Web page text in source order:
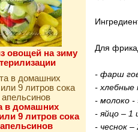
овощей на зиму
в домашних
9 литров сока
Для
- фарш
- хлебные
- молоко -
- яйцо –
- чеснок –